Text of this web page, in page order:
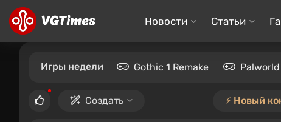
Новости Статьи
Игры недели Gothic 1 Remake Palworld
Создать ⚡️ Новый